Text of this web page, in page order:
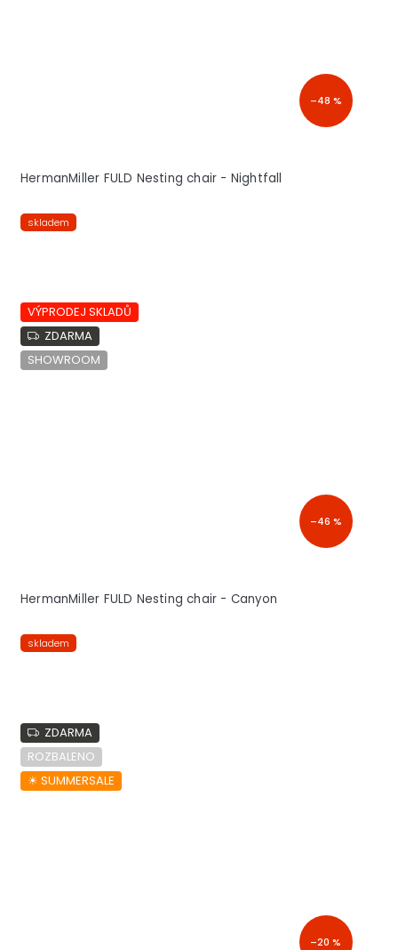
–48 %
HermanMiller FULD Nesting chair - Nightfall
skladem
VÝPRODEJ SKLADŮ
ZDARMA
SHOWROOM
–46 %
HermanMiller FULD Nesting chair - Canyon
skladem
ZDARMA
ROZBALENO
☀︎ SUMMERSALE
–20 %